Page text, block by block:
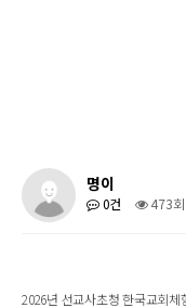
명이
0건 473회
2026년 선교사초청 한국교회체